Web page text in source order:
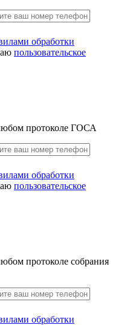
обработки
пользовательское
протоколе ГОСА
обработки
пользовательское
протоколе собрания
обработки